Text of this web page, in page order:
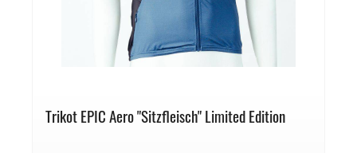
Trikot EPIC Aero "Sitzfleisch" Limited Edition